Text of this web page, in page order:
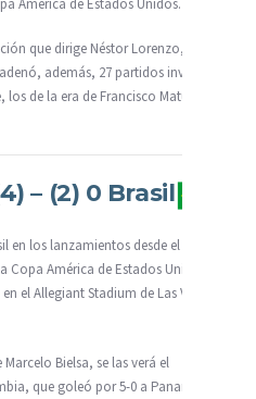
América de Estados Unidos.
que dirige Néstor Lorenzo,
además, 27 partidos invicta e
de la era de Francisco Maturana,
– (2) 0 Brasil
en los lanzamientos desde el punto
América de Estados Unidos,
el Allegiant Stadium de Las Vegas
Bielsa, se las verá el
que goleó por 5-0 a Panamá,